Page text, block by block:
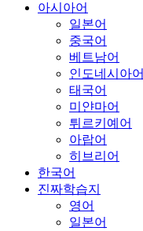
아시아어
일본어
중국어
베트남어
인도네시아어
태국어
미얀마어
튀르키예어
아랍어
히브리어
한국어
진짜학습지
영어
일본어